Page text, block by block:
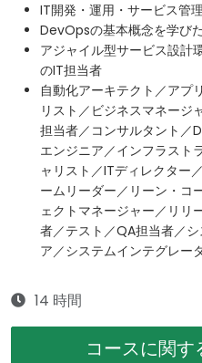
IT開発・運用・サービス管
DevOpsの基本概念を学び
アジャイル型サービス設計
のIT担当者
自動化アーキテクト／アプ
リスト／ビジネスマネージ
担当者／コンサルタント
エンジニア／インフラスト
ャリスト／ITディレクター
ームリーダー／リーン・コ
ェクトマネージャー／リリ
者／テスト／QA担当者／
ア／システムインテグレー
14 時間
コースに関